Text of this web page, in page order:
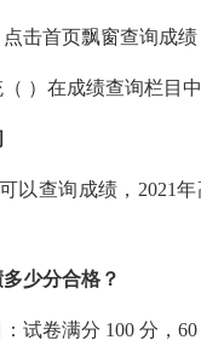
点击首页飘窗查询成绩
）在成绩查询栏目
以查询成绩，2021年
少分合格？
试卷满分 100 分，